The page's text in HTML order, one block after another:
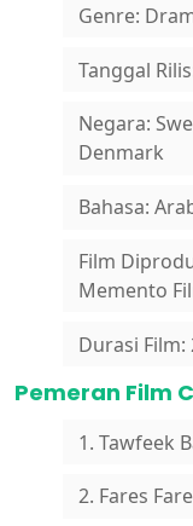
Genre:
Tanggal
Negara:
Denmark
Bahasa:
Film
Memento
Durasi
Pemeran Film
1. Tawfeek
2. Fares